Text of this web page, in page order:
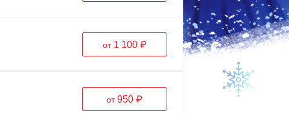
от 1 100 ₽
от950 ₽